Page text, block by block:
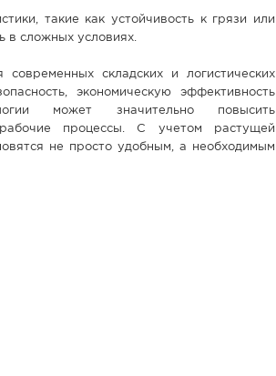
такие как устойчивость к грязи или
в сложных условиях.
складских и логистических
экономическую эффективность
может значительно повысить
рабочие процессы. С учетом растущей
не просто удобным, а необходимым